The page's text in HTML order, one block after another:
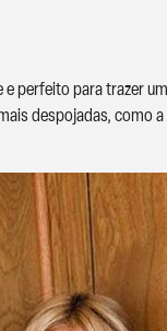
e perfeito para trazer
despojadas, como